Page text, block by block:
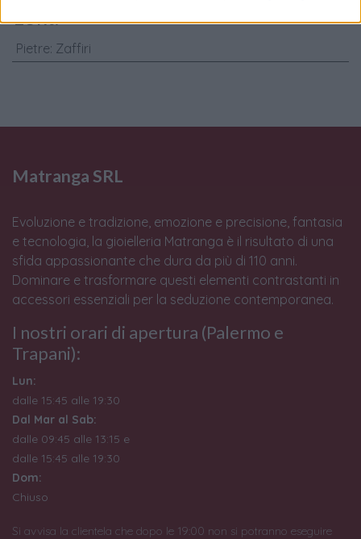
18kt.
Pietre: Zaffiri
Matranga SRL
Evoluzione e tradizione, emozione e precisione, fantasia
e tecnologia, la gioielleria Matranga è il risultato di una
sfida appassionante che dura da più di 110 anni.
Dominare e trasformare questi elementi contrastanti in
accessori essenziali per la seduzione contemporanea.
I nostri orari di apertura (Palermo e
Trapani):
Lun:
dalle 15:45 alle 19:30
Dal Mar al Sab:
dalle 09:45 alle 13:15 e
dalle 15:45 alle 19:30
Dom:
Chiuso
Si avvisa la clientela che dopo le 19:00 non si potranno eseguire